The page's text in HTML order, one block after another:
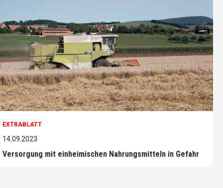
EXTRABLATT
14.09.2023
Versorgung mit einheimischen Nahrungsmitteln in Gefahr